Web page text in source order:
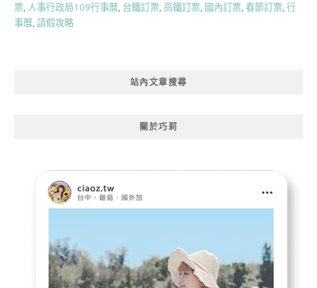
票, 人事行政局109行事曆, 台鐵訂票,高鐵訂票, 國內訂票,春節訂票,行
事曆,請假攻略
站內文章搜尋
關於巧莉